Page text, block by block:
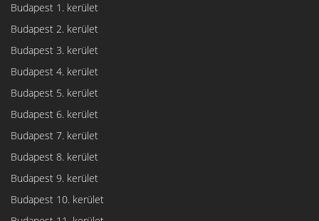
Budapest 1. kerület
Budapest 2. kerület
Budapest 3. kerület
Budapest 4. kerület
Budapest 5. kerület
Budapest 6. kerület
Budapest 7. kerület
Budapest 8. kerület
Budapest 9. kerület
Budapest 10. kerület